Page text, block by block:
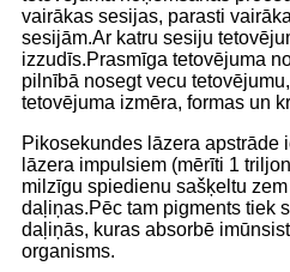
vairākas sesijas, parasti
sesijām.Ar katru sesiju
izzudīs.Prasmīga tetovējuma
pilnībā nosegt vecu
tetovējuma izmēra, formas un
Pikosekundes lāzera apstrāde
lāzera impulsiem (mērīti 1
milzīgu spiedienu sašķeltu
daļiņas.Pēc tam pigments tiek
daļiņās, kuras absorbē
organisms.